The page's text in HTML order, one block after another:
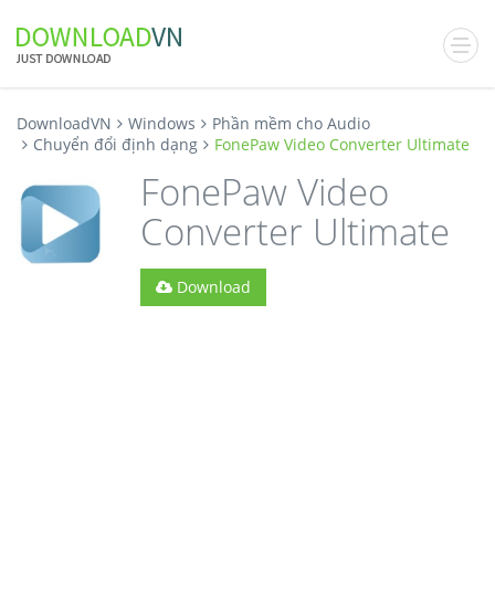
DownloadVN Windows
Phần mềm cho Audio
Chuyển đổi định dạng
FonePaw Video Converter Ultimate
FonePaw Video
Converter Ultimate
Download